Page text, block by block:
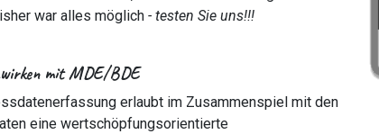
war alles möglich - testen Sie uns!!!
mit MDE/BDE
erlaubt im Zusammenspiel mit den
eine wertschöpfungsorientierte